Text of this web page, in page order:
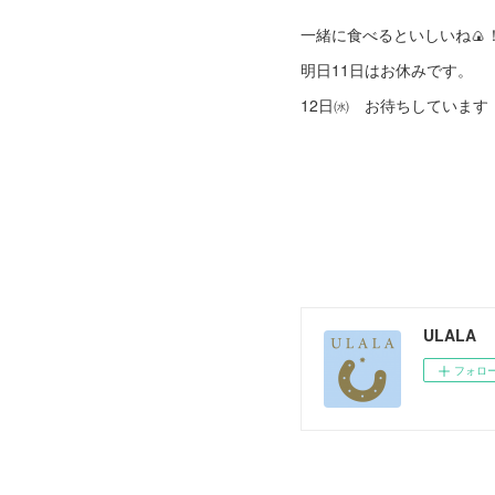
一緒に食べるといしいね🍙
明日11日はお休みです。
12日㈬ お待ちしています
ULALA
フォロ